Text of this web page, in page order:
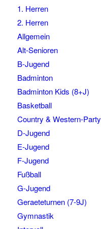
1. Herren
2. Herren
Allgemein
Alt-Senioren
B-Jugend
Badminton
Badminton Kids (8+J)
Basketball
Country & Western-Party
D-Jugend
E-Jugend
F-Jugend
Fußball
G-Jugend
Geraeteturnen (7-9J)
Gymnastik